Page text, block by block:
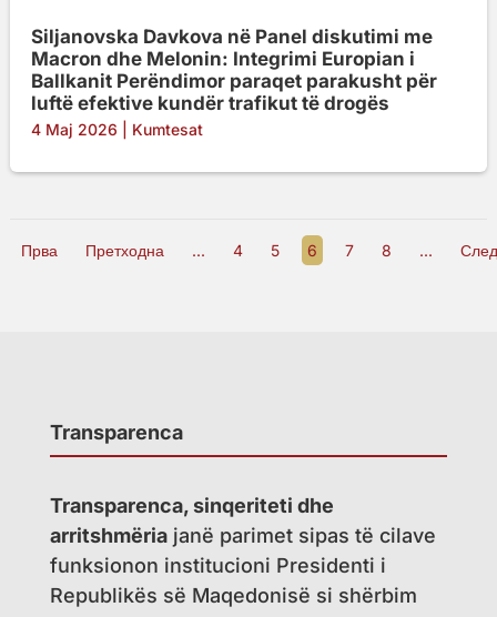
Siljanovska Davkova në Panel diskutimi me
Macron dhe Melonin: Integrimi Europian i
Ballkanit Perëndimor paraqet parakusht për
luftë efektive kundër trafikut të drogës
4 Maj 2026 Kumtesat
Прва Претходна ... 4 5 6 7 8 ...
Transparenca
Transparenca, sinqeriteti dhe
arritshmëriajanë parimet sipas të cilave
funksionon institucioni Presidenti i
Republikës së Maqedonisë si shërbim